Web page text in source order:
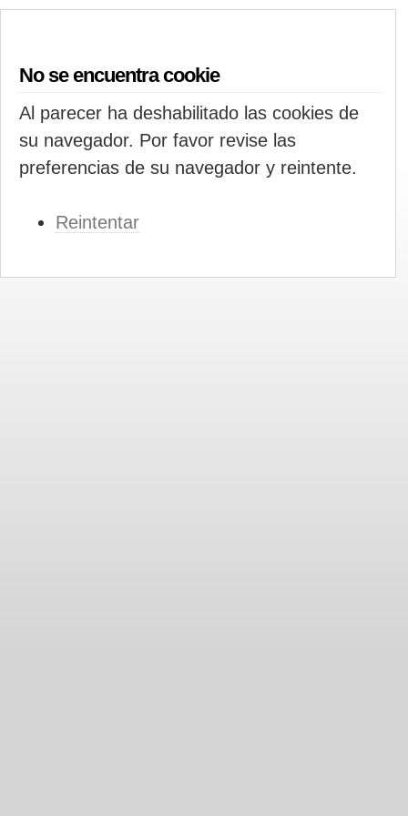
No se encuentra cookie
Al parecer ha deshabilitado las cookies de
su navegador. Por favor revise las
preferencias de su navegador y reintente.
Reintentar